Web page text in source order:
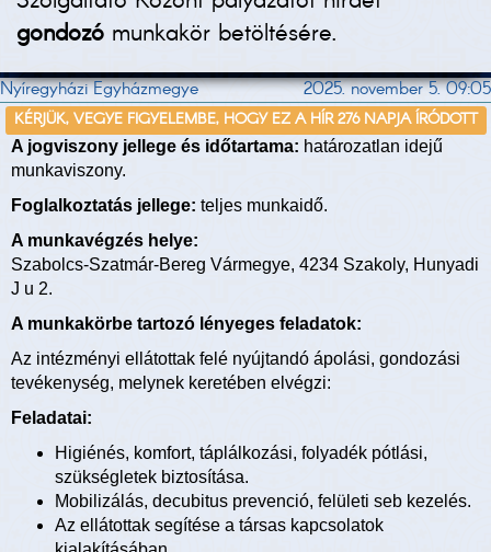
gondozó munkakör betöltésére.
Nyíregyházi Egyházmegye 2025. november 5. 09:05
KÉRJÜK, VEGYE FIGYELEMBE, HOGY EZ A HÍR 276 NAPJA ÍRÓDOTT
A jogviszony jellege és időtartama: határozatlan idejű
munkaviszony.
Foglalkoztatás jellege: teljes munkaidő.
A munkavégzés helye:
Szabolcs-Szatmár-Bereg Vármegye, 4234 Szakoly, Hunyadi
J u 2.
A munkakörbe tartozó lényeges feladatok:
Az intézményi ellátottak felé nyújtandó ápolási, gondozási
tevékenység, melynek keretében elvégzi:
Feladatai:
Higiénés, komfort, táplálkozási, folyadék pótlási,
szükségletek biztosítása.
Mobilizálás, decubitus prevenció, felületi seb kezelés.
Az ellátottak segítése a társas kapcsolatok